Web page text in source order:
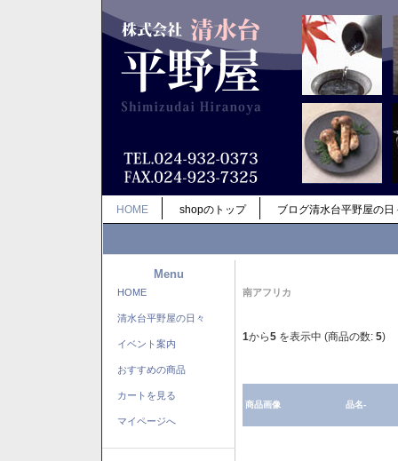
HOME shopのトップ ブログ清水台平野屋の日
Menu
HOME
清水台平野屋の日々
イベント案内
おすすめの商品
カートを見る
マイページへ
南アフリカ
1から5 を表示中 (商品の数: 5)
商品画像 品名-